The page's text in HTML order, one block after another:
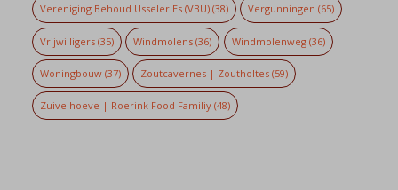
Vereniging Behoud Usseler Es (VBU)(38) Vergunningen (65)
Vrijwilligers(35) Windmolens (36) Windmolenweg(36)
Woningbouw(37) Zoutcavernes | Zoutholtes (59)
Zuivelhoeve | Roerink Food Familiy(48)